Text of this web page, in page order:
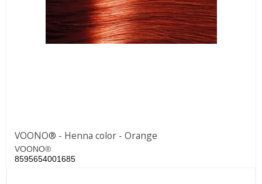
VOONO® - Henna color - Orange
VOONO®
8595654001685